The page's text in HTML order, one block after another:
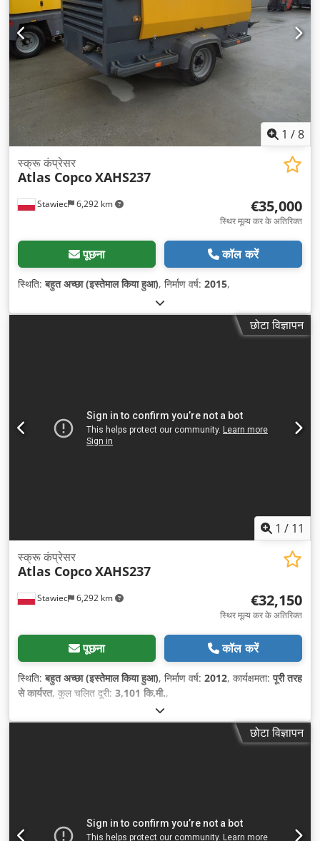
1 /8
Stawiec 6,292 km
स्क्रू कंप्रेसर
Atlas CopcoXAHS237
€35,000
स्थिर मूल्य कर के अतिरिक्त
पूछना कॉल करें
स्थिति:बहुत अच्छा (इस्तेमाल किया हुआ), निर्माण वर्ष: 2015,
छोटा विज्ञापन
1 / 11
Stawiec 6,292 km
स्क्रू कंप्रेसर
Atlas CopcoXAHS237
€32,150
स्थिर मूल्य कर के अतिरिक्त
पूछना कॉल करें
स्थिति:बहुत अच्छा (इस्तेमाल किया हुआ), निर्माण वर्ष: 2012, कार्यक्षमता:पूरी तरह
से कार्यरत, कुल चलित दूरी: 3,101 कि.मी.,
छोटा विज्ञापन